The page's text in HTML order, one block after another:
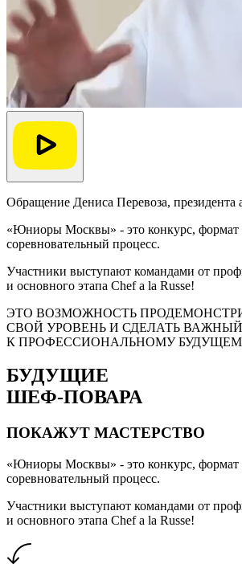
Обращение Дениса Перевоза,
«Юниоры Москвы» - это конкурс, формат
соревновательный процесс.
Участники выступают командами от
и основного этапа Chef a la Russe!
ЭТО ВОЗМОЖНОСТЬ
СВОЙ УРОВЕНЬ И СДЕЛАТЬ
К ПРОФЕССИОНАЛЬНОМУ
БУДУЩИЕ
ШЕФ-ПОВАРА
ПОКАЖУТ МАСТЕРСТВО
«Юниоры Москвы» - это конкурс, формат
соревновательный процесс.
Участники выступают командами от
и основного этапа Chef a la Russe!